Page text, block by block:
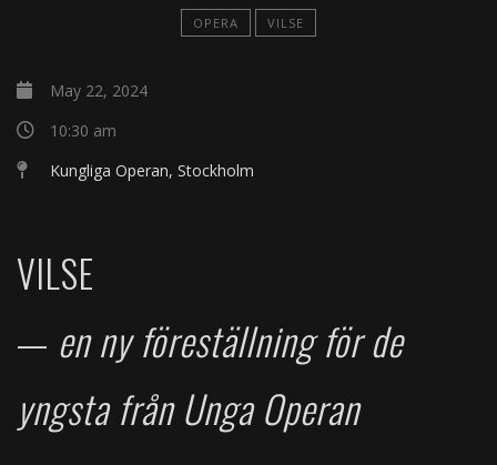
OPERA VILSE
May 22, 2024
10:30 am
Kungliga Operan, Stockholm
VILSE
— en ny föreställning för de
yngsta från Unga Operan